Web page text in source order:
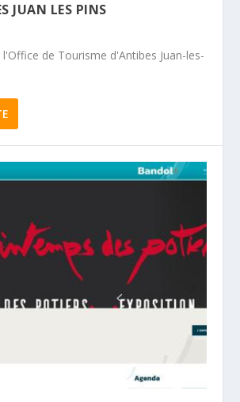
JUAN LES PINS
de Tourisme d'Antibes Juan-les-